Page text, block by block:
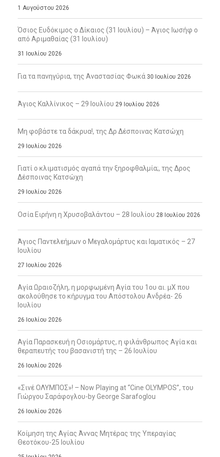
1 Αυγούστου 2026
Όσιος Ευδόκιμος ο Δίκαιος (31 Ιουλίου) – Άγιος Ιωσήφ ο
από Αριμαθαίας (31 Ιουλίου)
31 Ιουλίου 2026
Για τα πανηγύρια, της Αναστασίας Φωκά 30 Ιουλίου 2026
Άγιος Καλλίνικος – 29 Ιουλίου 29 Ιουλίου 2026
Μη φοβάστε τα δάκρυα!, της Δρ Δέσποινας Κατσώχη
29 Ιουλίου 2026
Γιατί ο κλιματισμός αγαπά την ξηροφθαλμία;, της Δρος
Δέσποινας Κατσώχη
29 Ιουλίου 2026
Οσία Ειρήνη η Χρυσοβαλάντου – 28 Ιουλίου 28 Ιουλίου 2026
Άγιος Παντελεήμων ο Μεγαλομάρτυς και Ιαματικός – 27
Ιουλίου
27 Ιουλίου 2026
Αγία Ωραιοζήλη, η μορφωμένη Αγία του 1ου αι. μΧ που
ακολούθησε το κήρυγμα του Απόστολου Ανδρέα- 26
Ιουλίου
26 Ιουλίου 2026
Αγία Παρασκευή η Οσιομάρτυς, η φιλάνθρωπος Αγία και
θεραπευτής του βασανιστή της – 26 Ιουλίου
26 Ιουλίου 2026
«Σινέ ΟΛΥΜΠΟΣ»! – Now Playing at “Cine OLYMPOS”, του
Γιώργου Σαράφογλου-by George Sarafoglou
26 Ιουλίου 2026
Κοίμηση της Αγίας Άννας Μητέρας της Υπεραγίας
Θεοτόκου-25 Ιουλίου